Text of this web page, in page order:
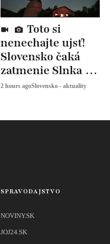
nenechajte ujsť!
Slovensko čaká
zatmenie Slnka a
noc plná
2 hours agoSlovensko - aktuality
SPRAVODAJSTVO
NOVINY.SK
JOJ24.SK